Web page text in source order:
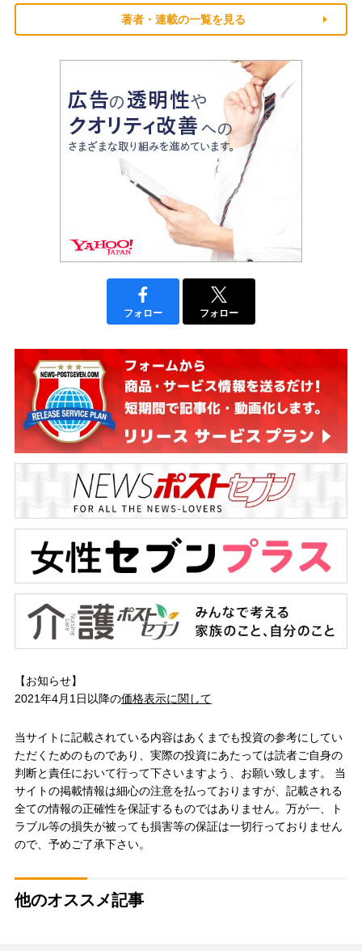
著者・連載の一覧を見る
フォロー フォロー
【お知らせ】
2021年4月1日以降の価格表示に関して
当サイトに記載されている内容はあくまでも投資の参考にしてい
ただくためのものであり、実際の投資にあたっては読者ご自身の
判断と責任において行って下さいますよう、お願い致します。 当
サイトの掲載情報は細心の注意を払っておりますが、記載される
全ての情報の正確性を保証するものではありません。万が一、ト
ラブル等の損失が被っても損害等の保証は一切行っておりません
ので、予めご了承下さい。
他のオススメ記事